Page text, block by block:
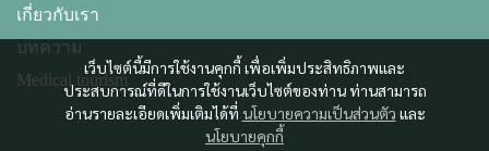
เว็บไซต์นี้มีการใช้งานคุกกี้ เพื่อเพิ่มประสิทธิภาพและ
ประสบการณ์ที่ดีในการใช้งานเว็บไซต์ของท่าน ท่านสามารถ
อ่านรายละเอียดเพิ่มเติมได้ที่ นโยบายความเป็นส่วนตัว และ
นโยบายคุกกี้
เกี่ยวกับเรา
บทความ
Medical tourism